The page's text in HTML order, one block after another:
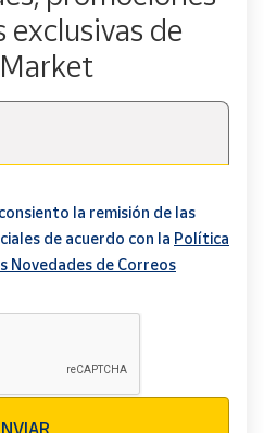
exclusivas de
la remisión de las
de acuerdo con la Política
Novedades de Correos